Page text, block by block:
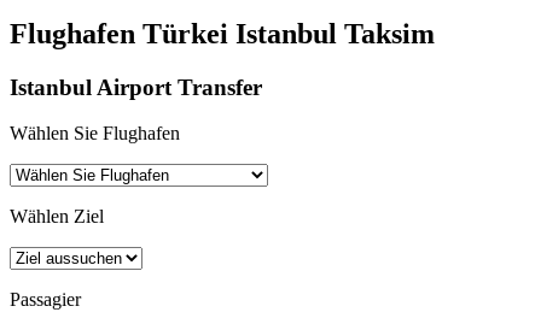
Flughafen Türkei Istanbul Taksim
Istanbul Airport Transfer
Wählen Sie Flughafen
Wählen Ziel
Passagier